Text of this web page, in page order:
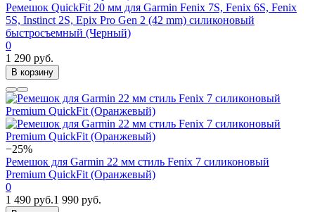
Ремешок QuickFit 20 мм для Garmin Fenix 7S, Fenix 6S, Fenix
5S, Instinct 2S, Epix Pro Gen 2 (42 mm) силиконовый
быстросъемный (Черный)
0
1 290 руб.
В корзину
−25%
Ремешок для Garmin 22 мм стиль Fenix 7 силиконовый
Premium QuickFit (Оранжевый)
0
1 490 руб.1 990 руб.